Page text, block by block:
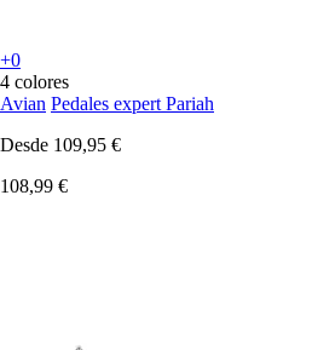
+0
4 colores
Avian Pedales expert Pariah
Desde 109,95 €
108,99 €